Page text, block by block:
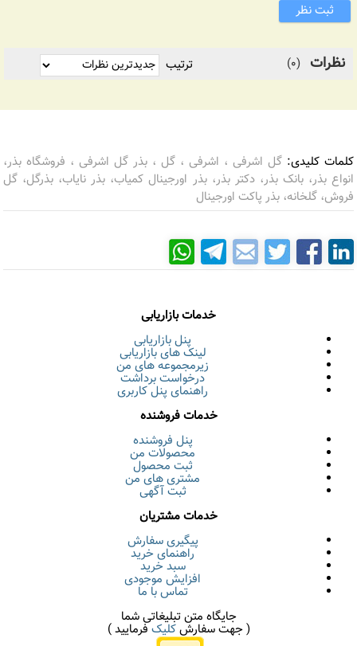
ثبت نظر
نظرات (0) ترتیب
کلمات کلیدی:گل اشرفی ، اشرفی ، گل ، بذر گل اشرفی ، فروشگاه بذر،
انواع بذر، بانک بذر، دکتر بذر، بذر اورجینال کمیاب، بذر نایاب، بذرگل، گل
فروش، گلخانه، بذر پاکت اورجینال
خدمات بازاریابی
پنل بازاریابی
لینک های بازاریابی
زیرمجموعه های من
درخواست برداشت
راهنمای پنل کاربری
خدمات فروشنده
پنل فروشنده
محصولات من
ثبت محصول
مشتری های من
ثبت آگهی
خدمات مشتریان
پیگیری سفارش
راهنمای خرید
سبد خرید
افزایش موجودی
تماس با ما
جایگاه متن تبلیغاتی شما
( جهت سفارشکلیک فرمایید )